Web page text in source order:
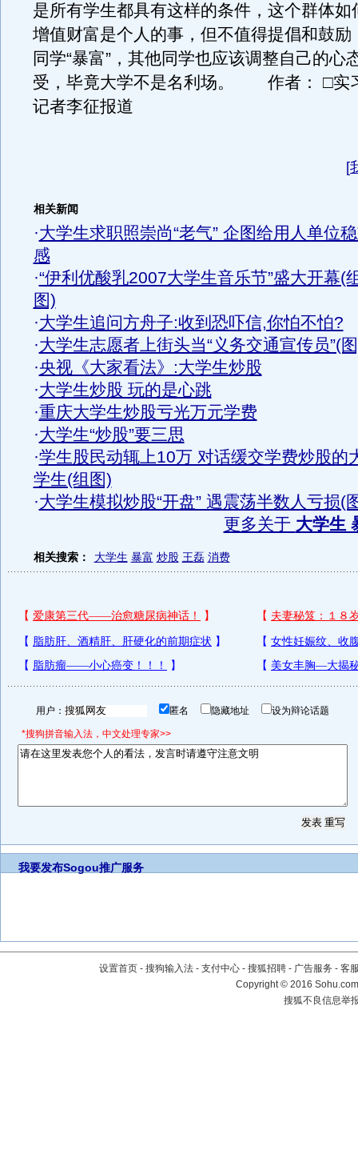
是所有学生都具有这样的条件，这个群体如
增值财富是个人的事，但不值得提倡和鼓励
同学“暴富”，其他同学也应该调整自己的心
受，毕竟大学不是名利场。 作者： □实
记者李征报道
[
相关新闻
·大学生求职照崇尚“老气” 企图给用人单位
感
·“伊利优酸乳2007大学生音乐节”盛大开幕(
图)
·大学生追问方舟子:收到恐吓信,你怕不怕?
·大学生志愿者上街头当“义务交通宣传员”(
·央视《大家看法》:大学生炒股
·大学生炒股 玩的是心跳
·重庆大学生炒股亏光万元学费
·大学生“炒股”要三思
·学生股民动辄上10万 对话缓交学费炒股的
学生(组图)
·大学生模拟炒股“开盘” 遇震荡半数人亏损(
更多关于 大学生
相关搜索： 大学生 暴富 炒股 王磊 消费
用户： 匿名 隐藏地址 设为辩论话题
*搜狗拼音输入法，中文处理专家>>
我要发布Sogou推广服务
设置首页 - 搜狗输入法 - 支付中心 - 搜狐招聘 - 广告服务 - 客
Copyright©2016
搜狐不良信息举